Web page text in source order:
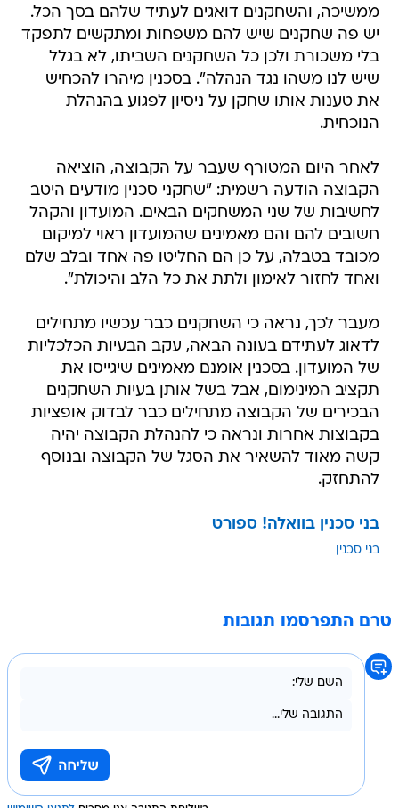
ממשיכה, והשחקנים דואגים לעתיד שלהם בסך הכל.
יש פה שחקנים שיש להם משפחות ומתקשים לתפקד
בלי משכורת ולכן כל השחקנים השביתו, לא בגלל
שיש לנו משהו נגד הנהלה". בסכנין מיהרו להכחיש
את טענות אותו שחקן על ניסיון לפגוע בהנהלת
הנוכחית.
לאחר היום המטורף שעבר על הקבוצה, הוציאה
הקבוצה הודעה רשמית: "שחקני סכנין מודעים היטב
לחשיבות של שני המשחקים הבאים. המועדון והקהל
חשובים להם והם מאמינים שהמועדון ראוי למיקום
מכובד בטבלה, על כן הם החליטו פה אחד ובלב שלם
ואחד לחזור לאימון ולתת את כל הלב והיכולת".
מעבר לכך, נראה כי השחקנים כבר עכשיו מתחילים
לדאוג לעתידם בעונה הבאה, עקב הבעיות הכלכליות
של המועדון. בסכנין אומנם מאמינים שיגייסו את
תקציב המינימום, אבל בשל אותן בעיות השחקנים
הבכירים של הקבוצה מתחילים כבר לבדוק אופציות
בקבוצות אחרות ונראה כי להנהלת הקבוצה יהיה
קשה מאוד להשאיר את הסגל של הקבוצה ובנוסף
להתחזק.
בני סכנין בוואלה! ספורט
בני סכנין
טרם התפרסמו תגובות